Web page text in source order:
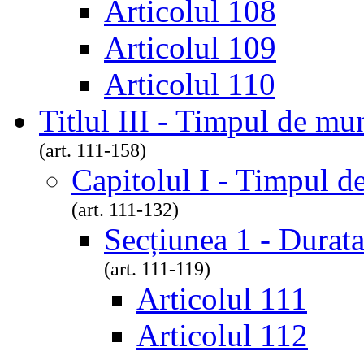
Articolul 108
Articolul 109
Articolul 110
Titlul III - Timpul de
(art. 111-158)
Capitolul I - Timpul
(art. 111-132)
Secțiunea 1 -
(art. 111-119)
Articolul 111
Articolul 112